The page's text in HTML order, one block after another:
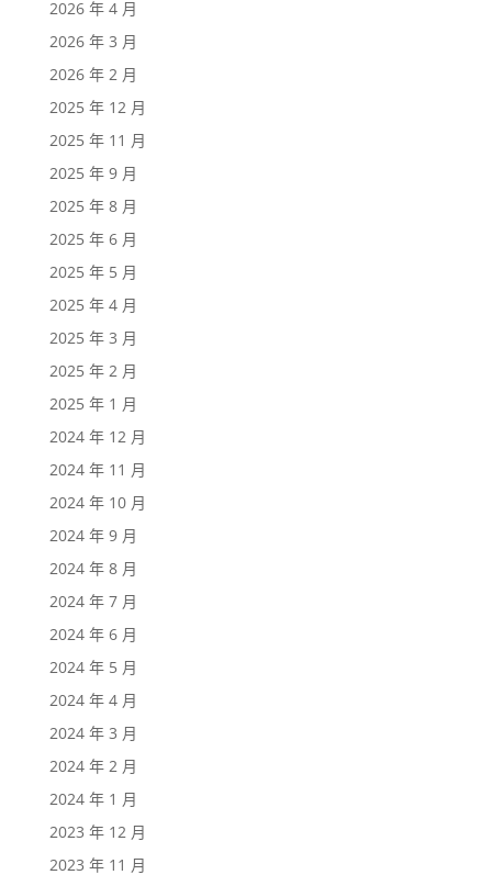
2026 年 4 月
2026 年 3 月
2026 年 2 月
2025 年 12 月
2025 年 11 月
2025 年 9 月
2025 年 8 月
2025 年 6 月
2025 年 5 月
2025 年 4 月
2025 年 3 月
2025 年 2 月
2025 年 1 月
2024 年 12 月
2024 年 11 月
2024 年 10 月
2024 年 9 月
2024 年 8 月
2024 年 7 月
2024 年 6 月
2024 年 5 月
2024 年 4 月
2024 年 3 月
2024 年 2 月
2024 年 1 月
2023 年 12 月
2023 年 11 月